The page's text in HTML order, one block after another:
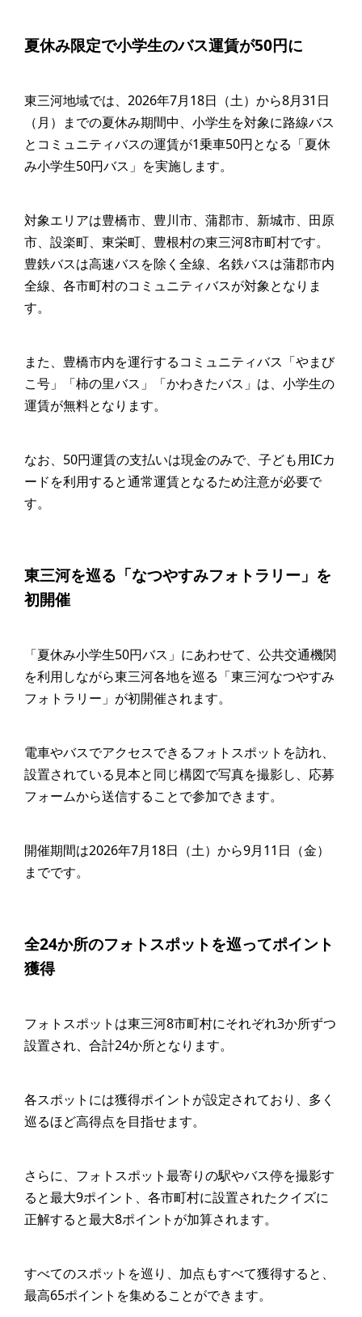
夏休み限定で小学生のバス運賃が50円に
東三河地域では、2026年7月18日（土）から8月31日
（月）までの夏休み期間中、小学生を対象に路線バス
とコミュニティバスの運賃が1乗車50円となる「夏休
み小学生50円バス」を実施します。
対象エリアは豊橋市、豊川市、蒲郡市、新城市、田原
市、設楽町、東栄町、豊根村の東三河8市町村です。
豊鉄バスは高速バスを除く全線、名鉄バスは蒲郡市内
全線、各市町村のコミュニティバスが対象となりま
す。
また、豊橋市内を運行するコミュニティバス「やまび
こ号」「柿の里バス」「かわきたバス」は、小学生の
運賃が無料となります。
なお、50円運賃の支払いは現金のみで、子ども用ICカ
ードを利用すると通常運賃となるため注意が必要で
す。
東三河を巡る「なつやすみフォトラリー」を
初開催
「夏休み小学生50円バス」にあわせて、公共交通機関
を利用しながら東三河各地を巡る「東三河なつやすみ
フォトラリー」が初開催されます。
電車やバスでアクセスできるフォトスポットを訪れ、
設置されている見本と同じ構図で写真を撮影し、応募
フォームから送信することで参加できます。
開催期間は2026年7月18日（土）から9月11日（金）
までです。
全24か所のフォトスポットを巡ってポイント
獲得
フォトスポットは東三河8市町村にそれぞれ3か所ずつ
設置され、合計24か所となります。
各スポットには獲得ポイントが設定されており、多く
巡るほど高得点を目指せます。
さらに、フォトスポット最寄りの駅やバス停を撮影す
ると最大9ポイント、各市町村に設置されたクイズに
正解すると最大8ポイントが加算されます。
すべてのスポットを巡り、加点もすべて獲得すると、
最高65ポイントを集めることができます。